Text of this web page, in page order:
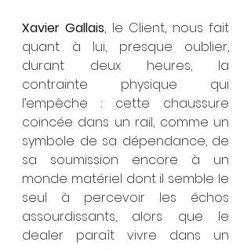
Xavier Gallais, le Client, nous fait
quant à lui, presque oublier,
durant deux heures, la
contrainte physique qui
l’empêche : cette chaussure
coincée dans un rail, comme un
symbole de sa dépendance, de
sa soumission encore à un
monde matériel dont il semble le
seul à percevoir les échos
assourdissants, alors que le
dealer paraît vivre dans un